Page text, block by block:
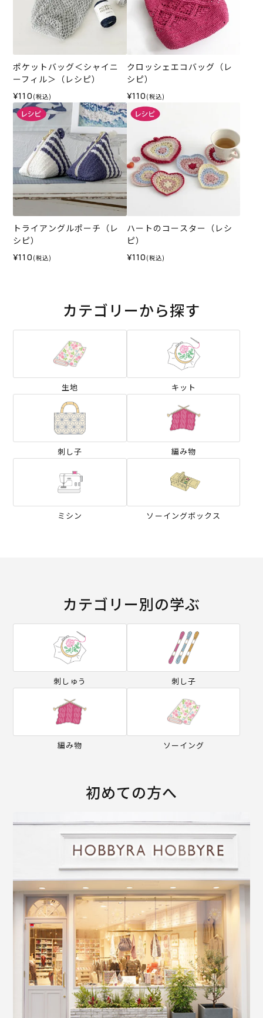
ポケットバッグ＜シャイニ
ーフィル＞（レシピ）
¥110 (税込)
クロッシェエコバッグ（レ
シピ）
¥110 (税込)
トライアングルポーチ（レ
シピ）
¥110 (税込)
ハートのコースター（レシ
ピ）
¥110 (税込)
カテゴリーから探す
生地 キット
刺し子 編み物
ミシン ソーイングボックス
カテゴリー別の学ぶ
刺しゅう 刺し子
編み物 ソーイング
初めての方へ